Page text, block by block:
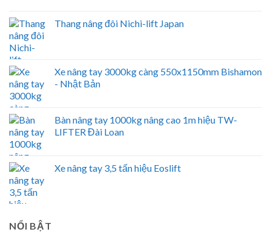
Thang nâng đôi Nichi-lift Japan
Xe nâng tay 3000kg càng 550x1150mm Bishamon
- Nhật Bản
Bàn nâng tay 1000kg nâng cao 1m hiệu TW-
LIFTER Đài Loan
Xe nâng tay 3,5 tấn hiệu Eoslift
NỔI BẬT